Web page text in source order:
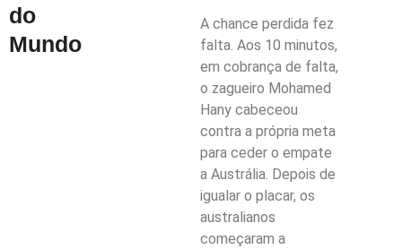
do
Mundo
A chance perdida fez
falta. Aos 10 minutos,
em cobrança de falta,
o zagueiro Mohamed
Hany cabeceou
contra a própria meta
para ceder o empate
a Austrália. Depois de
igualar o placar, os
australianos
começaram a